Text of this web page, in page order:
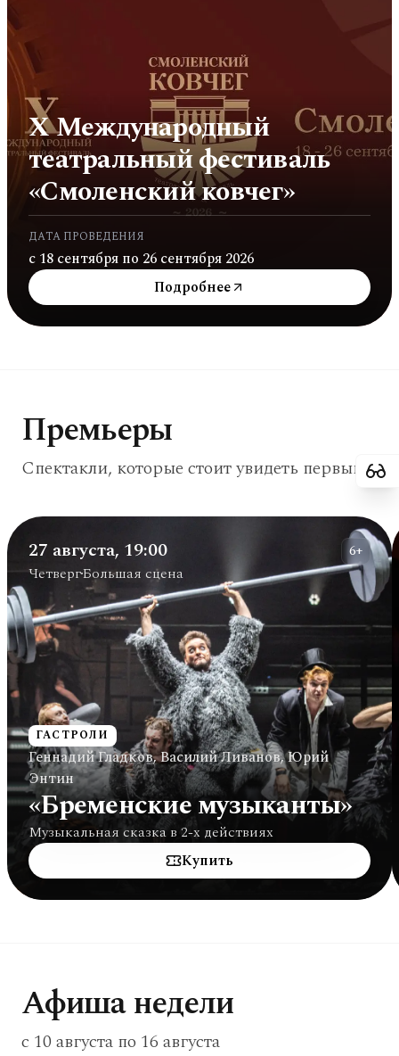
X Международный
театральный фестиваль
«Смоленский ковчег»
ДАТА ПРОВЕДЕНИЯ
с 18 сентября по 26 сентября 2026
Подробнее
Премьеры
Спектакли, которые стоит увидеть первыми
27 августа, 19:00
ЧетвергБольшая сцена
6+
ГАСТРОЛИ
Геннадий Гладков, Василий Ливанов, Юрий
Энтин
«Бременские музыканты»
Музыкальная сказка в 2-х действиях
Купить
Афиша недели
c 10 августа по 16 августа